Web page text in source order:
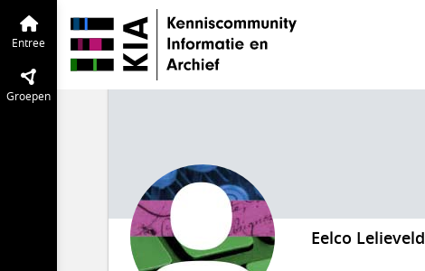
Entree
Groepen
Eelco Lelieveld